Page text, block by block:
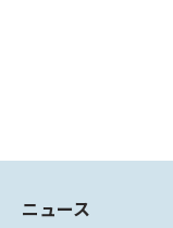
ニュース